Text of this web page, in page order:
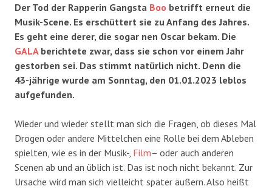
Der Tod der Rapperin Gangsta Boo betrifft erneut die
Musik-Scene. Es erschüttert sie zu Anfang des Jahres.
Es geht eine derer, die sogar nen Oscar bekam. Die
GALA berichtete zwar, dass sie schon vor einem Jahr
gestorben sei. Das stimmt natürlich nicht. Denn die
43-jährige wurde am Sonntag, den 01.01.2023 leblos
aufgefunden.
Wieder und wieder stellt man sich die Fragen, ob dieses Mal
Drogen oder andere Mittelchen eine Rolle bei dem Ableben
spielten, wie es in der Musik-, Film– oder auch anderen
Scenen ab und an üblich ist. Das ist noch nicht bekannt. Zur
Ursache wird man sich vielleicht später äußern. Also heißt